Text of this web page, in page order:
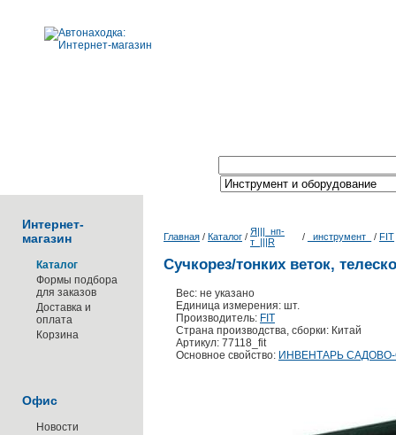
Интернет-
магазин
Каталог
Формы подбора
для заказов
Доставка и
оплата
Корзина
Офис
Новости
Главная / Каталог / Я|||_нп-
т_|||R
/ _инструмент_ / FIT
Сучкорез/тонких веток,
Вес: не указано
Единица измерения: шт.
Производитель: FIT
Страна производства, сборки: Китай
Артикул: 77118_fit
Основное свойство: ИНВЕНТАРЬ